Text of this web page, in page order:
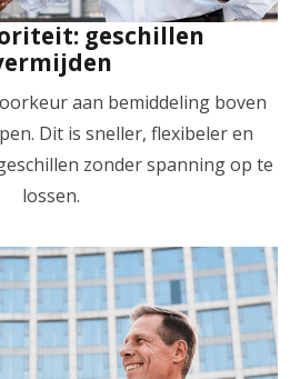
geschillen
aan bemiddeling boven
Dit is sneller, flexibeler en
zonder spanning op te
lossen.